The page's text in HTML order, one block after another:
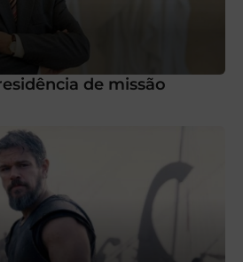
de missão